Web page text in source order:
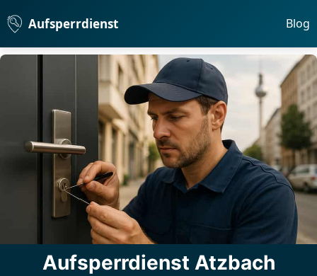
Aufsperrdienst Blog
Aufsperrdienst Atzbach